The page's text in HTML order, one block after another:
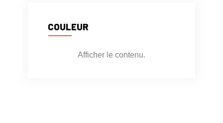
COULEUR
Afficher le contenu.